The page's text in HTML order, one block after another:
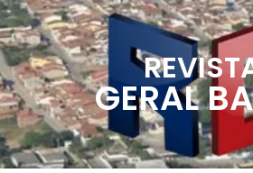
GERAL